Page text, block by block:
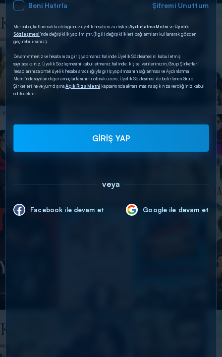
DİĞER SONUÇLAR
Beni Hatırla Şifremi Unuttum
Merhaba, kullanmakta olduğunuz üyelik hesabınıza ilişkinAydınlatma Metni veÜyelik
Sözleşmesi’nde değişiklik yapılmıştır. (İlgili değişiklikleri bağlantıları kullanarak gözden
geçirebilirsiniz.)
Devam etmeniz ve hesabınıza giriş yapmanız halinde Üyelik Sözleşmesini kabul etmiş
sayılacaksınız. Üyelik Sözleşmesini kabul etmeniz halinde; kişisel verilerinizin, Grup Şirketleri
hesaplarınıza ortak üyelik hesabı aracılığıyla giriş yapılmasının sağlanması ve Aydınlatma
Metni’nde sayılan diğer amaçlarla sınırlı olmak üzere, Üyelik Sözleşmesi ile belirlenen Grup
Şirketleri’ne ve yurt dışınaAçık Rıza Metni kapsamında aktarılmasına açık rıza verdiğiniz kabul
edilecektir.
GİRİŞ YAP
veya
Facebook ile devam et Google ile devam et